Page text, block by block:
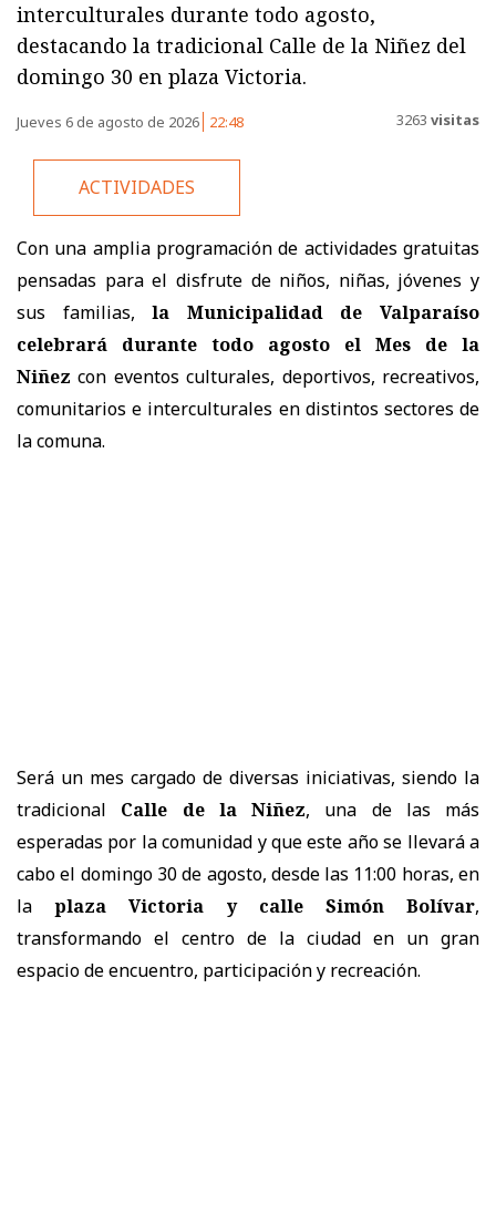
interculturales durante todo agosto,
destacando la tradicional Calle de la Niñez del
domingo 30 en plaza Victoria.
Jueves 6 de agosto de 2026 22:48 3263 visitas
ACTIVIDADES
Con una amplia programación de actividades gratuitas
pensadas para el disfrute de niños, niñas, jóvenes y
sus familias,la Municipalidad de Valparaíso
celebrará durante todo agosto el Mes de la
Niñez con eventos culturales, deportivos, recreativos,
comunitarios e interculturales en distintos sectores de
la comuna.
Será un mes cargado de diversas iniciativas, siendo la
tradicional
Calle de la Niñez, una de las más
esperadas por la comunidad y que este año se llevará a
cabo el domingo 30 de agosto, desde las 11:00 horas, en
la
plaza Victoria y calle Simón Bolívar,
transformando el centro de la ciudad en un gran
espacio de encuentro, participación y recreación.